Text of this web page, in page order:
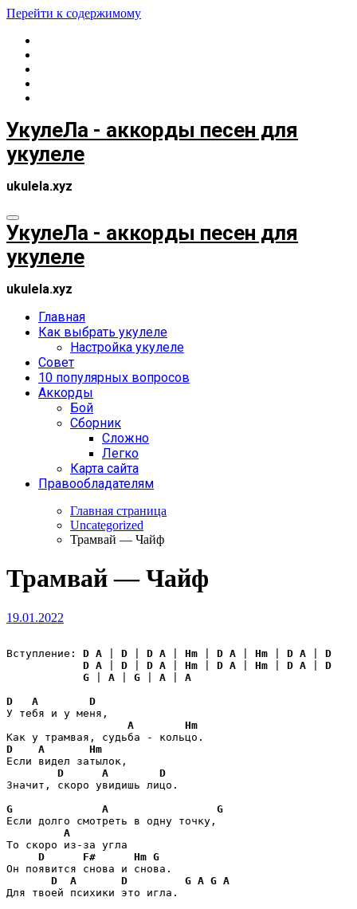
Перейти к содержимому
УкулеЛа - аккорды песен для
укулеле
ukulela.xyz
УкулеЛа - аккорды песен для
укулеле
ukulela.xyz
Главная
Как выбрать укулеле
Настройка укулеле
Совет
10 популярных вопросов
Аккорды
Бой
Сборник
Сложно
Легко
Карта сайта
Правообладателям
Главная страница
Uncategorized
Трамвай — Чайф
Трамвай — Чайф
19.01.2022
Вступление: D A D D A Hm D A Hm D A
D
D A D D A Hm D A Hm D A
D
G
A G A
A
D
A
D
У тебя и у меня,
A
Hm
D
A
Hm
Если видел затылок,
D
A
D
Значит, скоро увидишь лицо.
G
A
G
Если долго смотреть в одну точку,
A
То скоро из-за угла
D
F# Hm G
Он появится снова и снова.
D
A D G A G A
Для твоей психики это игла.